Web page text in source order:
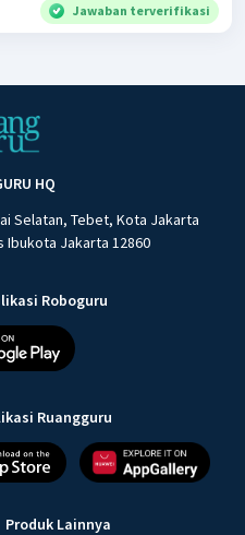
Jawaban terverifikasi
HQ
Selatan, Tebet, Kota Jakarta
Ibukota Jakarta 12860
Roboguru
Ruangguru
Produk Lainnya